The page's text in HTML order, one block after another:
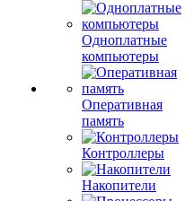
Одноплатные
компьютеры
Оперативная
память
Контроллеры
Накопители